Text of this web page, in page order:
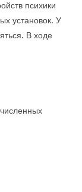
психики
установок. У
В ходе